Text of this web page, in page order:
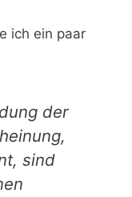
ich ein paar
der
sind